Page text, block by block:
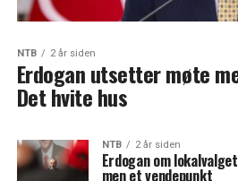
NTB 2 år siden
Erdogan utsetter møte
Det hvite hus
NTB 2 år siden
Erdogan om
men et vendepunkt